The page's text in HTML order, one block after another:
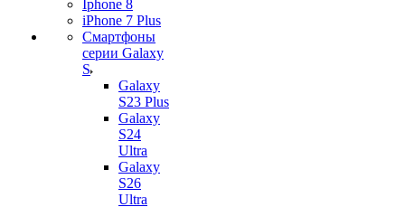
Iphone 8
iPhone 7 Plus
Смартфоны
серии Galaxy
S
Galaxy
S23 Plus
Galaxy
S24
Ultra
Galaxy
S26
Ultra